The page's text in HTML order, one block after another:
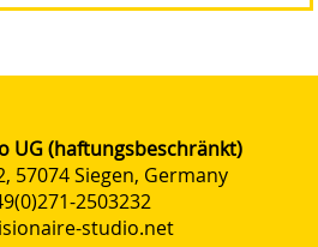
UG (haftungsbeschränkt)
57074 Siegen, Germany
2503232
studio.net